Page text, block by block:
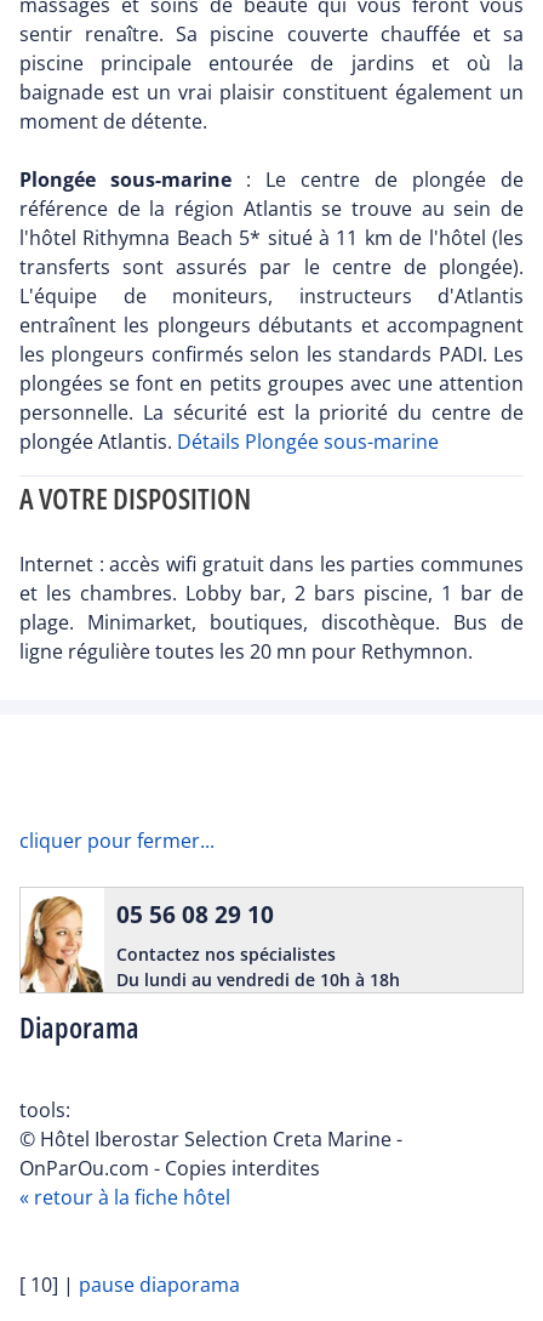
sentir renaître. Sa piscine couverte chauffée et sa
piscine principale entourée de jardins et où la
baignade est un vrai plaisir constituent également un
moment de détente.
Plongée sous-marine : Le centre de plongée de
référence de la région Atlantis se trouve au sein de
l'hôtel Rithymna Beach 5* situé à 11 km de l'hôtel (les
transferts sont assurés par le centre de plongée).
L'équipe de moniteurs, instructeurs d'Atlantis
entraînent les plongeurs débutants et accompagnent
les plongeurs confirmés selon les standards PADI. Les
plongées se font en petits groupes avec une attention
personnelle. La sécurité est la priorité du centre de
plongée Atlantis. Détails Plongée sous-marine
A VOTRE DISPOSITION
Internet : accès wifi gratuit dans les parties communes
et les chambres. Lobby bar, 2 bars piscine, 1 bar de
plage. Minimarket, boutiques, discothèque. Bus de
ligne régulière toutes les 20 mn pour Rethymnon.
cliquer pour fermer...
Diaporama
05 56 08 29 10
Contactez nos spécialistes
Du lundi au vendredi de 10h à 18h
tools:
© Hôtel Iberostar Selection Creta Marine -
OnParOu.com - Copies interdites
« retour à la fiche hôtel
[ 10] | pause diaporama